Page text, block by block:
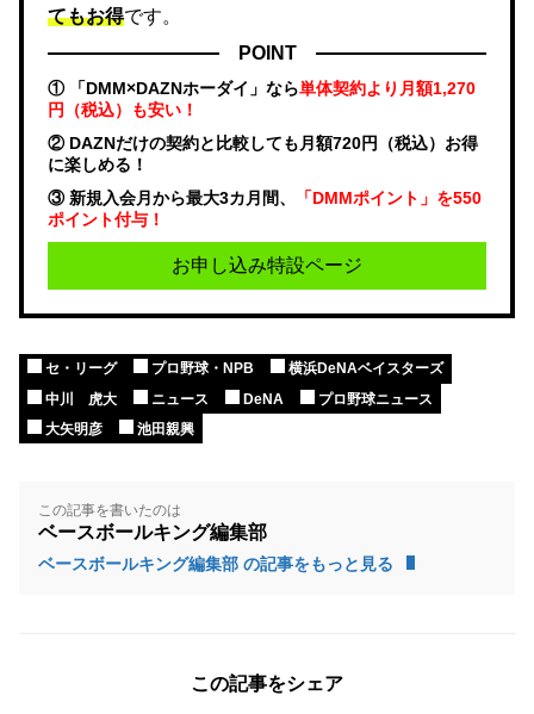
てもお得です。
POINT
① 「DMM×DAZNホーダイ」なら単体契約より月額1,270
円（税込）も安い！
② DAZNだけの契約と比較しても月額720円（税込）お得
に楽しめる！
③ 新規入会月から最大3カ月間、
「DMMポイント」を550
ポイント付与！
お申し込み特設ページ
セ・リーグ プロ野球・NPB
横浜DeNAベイスターズ
中川 虎大
ニュース DeNA
プロ野球ニュース
大矢明彦
池田親興
この記事を書いたのは
ベースボールキング編集部
ベースボールキング編集部 の記事をもっと見る
この記事をシェア